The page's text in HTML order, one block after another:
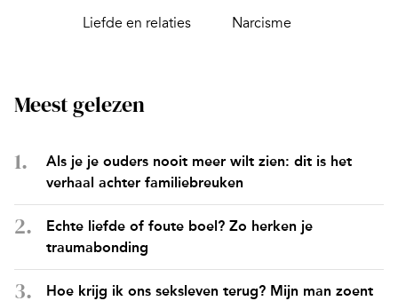
Liefde en relaties Narcisme
Meest gelezen
Als je je ouders nooit meer wilt zien: dit is het
verhaal achter familiebreuken
Echte liefde of foute boel? Zo herken je
traumabonding
Hoe krijg ik ons seksleven terug? Mijn man zoent